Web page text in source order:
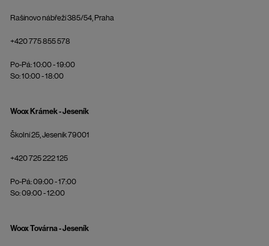
Rašínovo nábřeží 385/54, Praha
+420 775 855 578
Po-Pá: 10:00 - 19:00
So: 10:00 - 18:00
Woox Krámek - Jeseník
Školní 25, Jeseník 79001
+420 725 222 125
Po-Pá: 09:00 - 17:00
So: 09:00 - 12:00
Woox Továrna - Jeseník